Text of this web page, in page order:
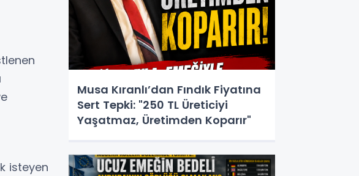
isteyen
Musa Kıranlı’dan Fındık Fiyatına
Sert Tepki: "250 TL Üreticiyi
Yaşatmaz, Üretimden Koparır"